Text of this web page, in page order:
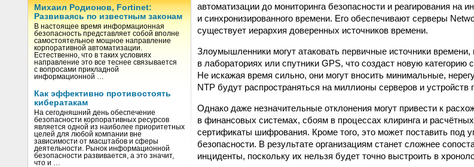
Михаил Родионов, Fortinet:
Развиваясь по известным законам
В настоящее время информационная
безопасность представляет собой вполне
самостоятельное мощное направление
корпоративной автоматизации.
Естественно, что в таких условиях
направление это все теснее связывается
с вопросами прикладной
информационной …
Как эффективно противостоять
кибератакам
На сегодняшний день обеспечение
безопасности корпоративных ресурсов
является одной из наиболее приоритетных
целей для любой компании вне
зависимости от масштабов и сферы
деятельности. Рынок информационной
безопасности развивается, а это значит,
что и …
автоматизации до мониторинга безопасности и реагирования на
и синхронизированного времени. Его обеспечивают серверы
существует иерархия доверенных источников времени.
Злоумышленники могут атаковать первичные источники
в лабораториях или спутники GPS, что создаст новую
Не искажая время сильно, они могут вносить минимальные,
NTP будут распространяться на миллионы серверов и устройств
Однако даже незначительные отклонения могут привести к
в финансовых системах, сбоям в процессах клиринга и
сертификаты шифрования. Кроме того, это может поставить под
безопасности. В результате организациям станет сложнее
инциденты, поскольку их нельзя будет точно выстроить в